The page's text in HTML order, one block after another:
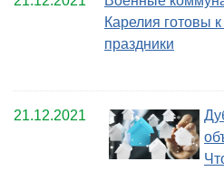
Карелия готовы
праздники
21.12.2021